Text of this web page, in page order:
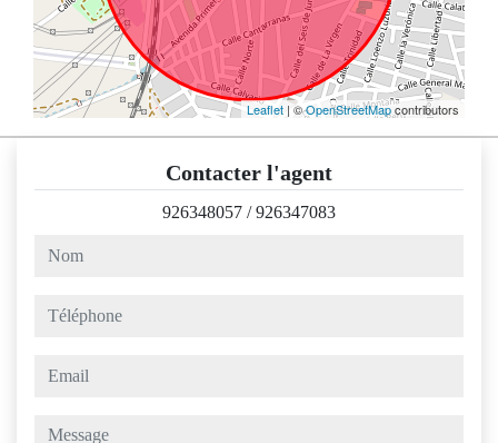
Leaflet | ©OpenStreetMapcontributors
Contacter l'agent
926348057 /926347083
nom
téléphone
email
message